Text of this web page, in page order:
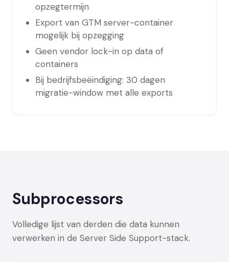
opzegtermijn
Export van GTM server-container
mogelijk bij opzegging
Geen vendor lock-in op data of
containers
Bij bedrijfsbeëindiging: 30 dagen
migratie-window met alle exports
Subprocessors
Volledige lijst van derden die data kunnen
verwerken in de Server Side Support-stack.